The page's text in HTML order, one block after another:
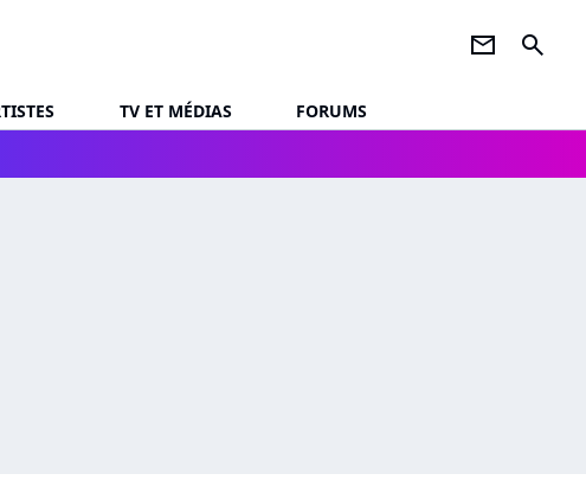
newsletter search
TV ET MÉDIAS
FORUMS